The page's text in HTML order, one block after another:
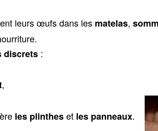
leurs œufs dans les matelas,
discrets :
,
les plintheset les panneaux.